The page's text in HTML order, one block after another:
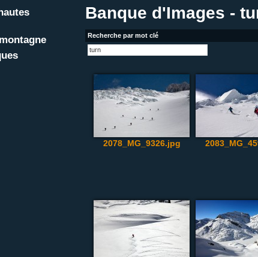
Banque d'Images -
Recherche par mot clé
2078_MG_9326.jpg